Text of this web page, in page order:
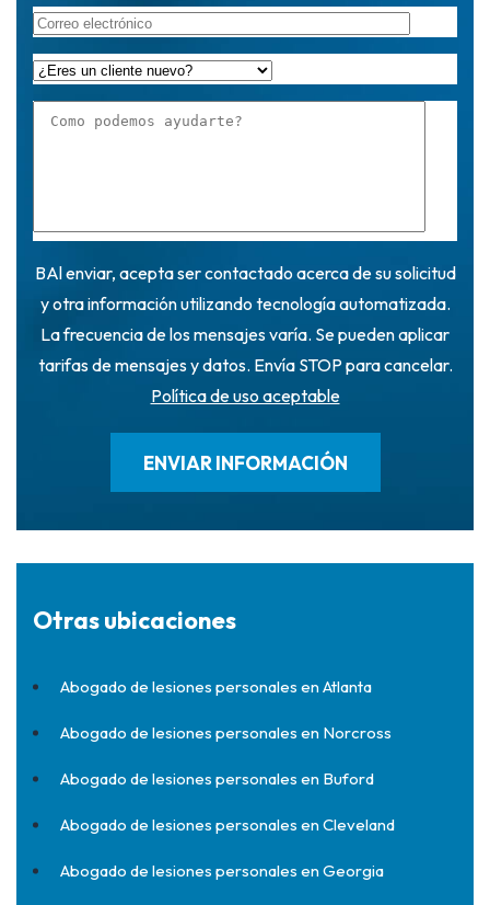
BAl enviar, acepta ser contactado acerca de su solicitud
y otra información utilizando tecnología automatizada.
La frecuencia de los mensajes varía. Se pueden aplicar
tarifas de mensajes y datos. Envía STOP para cancelar.
Política de uso aceptable
Otras ubicaciones
Abogado de lesiones personales en Atlanta
Abogado de lesiones personales en Norcross
Abogado de lesiones personales en Buford
Abogado de lesiones personales en Cleveland
Abogado de lesiones personales en Georgia